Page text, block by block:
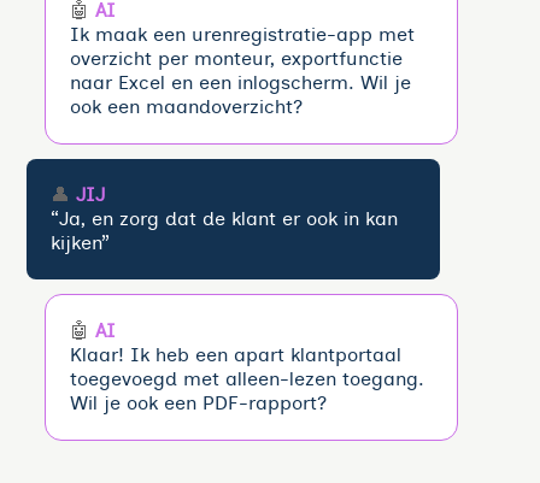
🤖 AI
Ik maak een urenregistratie-app met
overzicht per monteur, exportfunctie
naar Excel en een inlogscherm. Wil je
ook een maandoverzicht?
👤JIJ
“Ja, en zorg dat de klant er ook in kan
kijken”
🤖 AI
Klaar! Ik heb een apart klantportaal
toegevoegd met alleen-lezen toegang.
Wil je ook een PDF-rapport?